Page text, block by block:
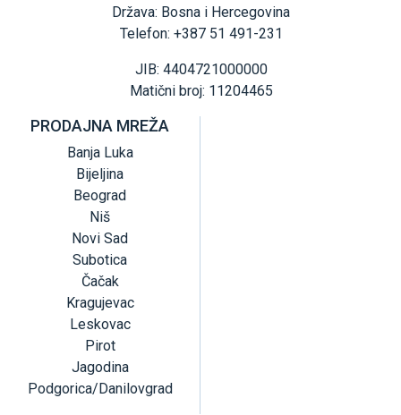
Država: Bosna i Hercegovina
Telefon: +387 51 491-231
JIB: 4404721000000
Matični broj: 11204465
PRODAJNA MREŽA
Banja Luka
Bijeljina
Beograd
Niš
Novi Sad
Subotica
Čačak
Kragujevac
Leskovac
Pirot
Jagodina
Podgorica/Danilovgrad